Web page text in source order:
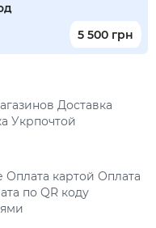
5 500 грн
Доставка
Укрпочтой
картой Оплата
по QR коду